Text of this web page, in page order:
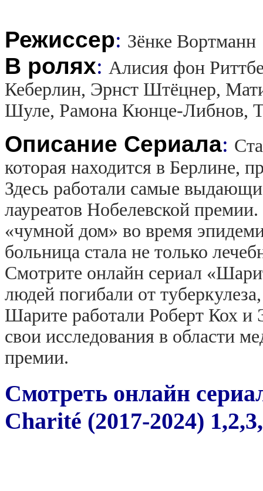
Режиссер: Зёнке Вортманн
В ролях: Алисия фон
Кеберлин, Эрнст Штёцнер,
Шуле, Рамона Кюнце-Либнов,
Описание Сериала:
которая находится в Берлине,
Здесь работали самые
лауреатов Нобелевской
«чумной дом» во время
больница стала не только
Смотрите онлайн сериал
людей погибали от
Шарите работали Роберт Кох
свои исследования в области
премии.
Смотреть онлайн
Charité (2017-2024)